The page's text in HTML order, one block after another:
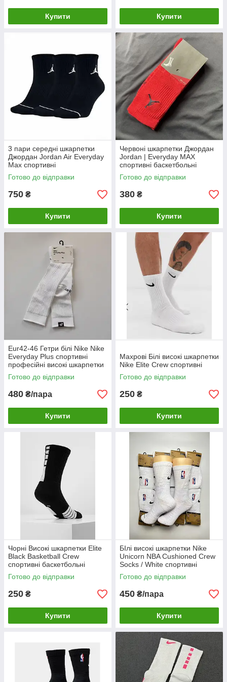
Купити Купити
3 пари середні шкарпетки
Джордан Jordan Air Everyday
Max спортивні
Готово до відправки
750 ₴
Купити
Червоні шкарпетки Джордан
Jordan | Everyday MAX
спортивні баскетбольні
Готово до відправки
380 ₴
Купити
Eur42-46 Гетри білі Nike Nike
Everyday Plus спортивні
професійні високі шкарпетки
Готово до відправки
480 ₴/пара
Купити
Махрові Білі високі шкарпетки
Nike Elite Crew спортивні
Готово до відправки
250 ₴
Купити
Чорні Високі шкарпетки Elite
Black Basketball Crew
спортивні баскетбольні
Готово до відправки
250 ₴
Купити
БІлі високі шкарпетки Nike
Unicorn NBA Cushioned Crew
Socks / White спортивні
баскетбольні
Готово до відправки
450 ₴/пара
Купити